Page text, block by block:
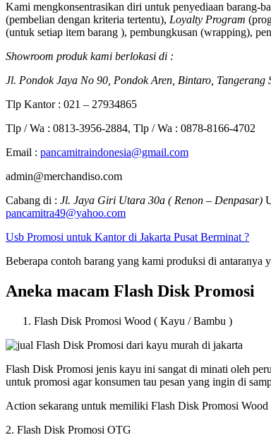
Kami mengkonsentrasikan diri untuk penyediaan barang-
(pembelian dengan kriteria tertentu), Loyalty Program
(untuk setiap item barang ), pembungkusan (wrapping),
Showroom produk kami berlokasi di :
Jl. Pondok Jaya No 90, Pondok Aren, Bintaro, Tangerang
Tlp Kantor : 021 – 27934865
Tlp / Wa : 0813-3956-2884, Tlp / Wa : 0878-8166-4702
Email : pancamitraindonesia@gmail.com
admin@merchandiso.com
Cabang di : Jl. Jaya Giri Utara 30a ( Renon – Denpasar)
pancamitra49@yahoo.com
Usb Promosi untuk Kantor di Jakarta Pusat Berminat ?
Beberapa contoh barang yang kami produksi di antaranya
Aneka macam Flash Disk Promosi
Flash Disk Promosi Wood ( Kayu / Bambu )
Flash Disk Promosi jenis kayu ini sangat di minati oleh
untuk promosi agar konsumen tau pesan yang ingin di
Action sekarang untuk memiliki Flash Disk Promosi
2. Flash Disk Promosi OTG